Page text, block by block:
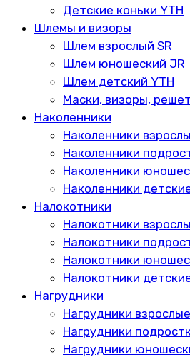
Детские коньки YTH
Шлемы и визоры
Шлем взрослый SR
Шлем юношеский JR
Шлем детский YTH
Маски, визоры,
Наколенники
Наколенники
Наколенники
Наколенники
Наколенники
Налокотники
Налокотники
Налокотники
Налокотники
Налокотники
Нагрудники
Нагрудники
Нагрудники
Нагрудники